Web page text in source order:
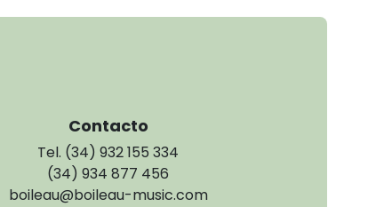
Contacto
Tel. (34) 932 155 334
(34) 934 877 456
boileau@boileau-music.com